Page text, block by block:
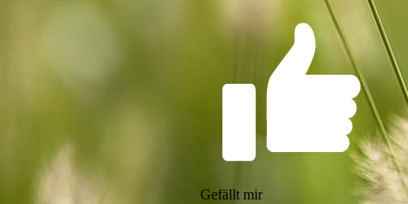
Gefällt mir